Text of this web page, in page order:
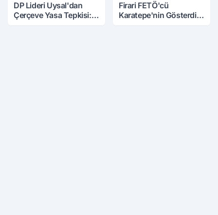
DP Lideri Uysal'dan
Çerçeve Yasa Tepkisi:
Firari FETÖ'cü
Karatepe'nin Gösterdiği